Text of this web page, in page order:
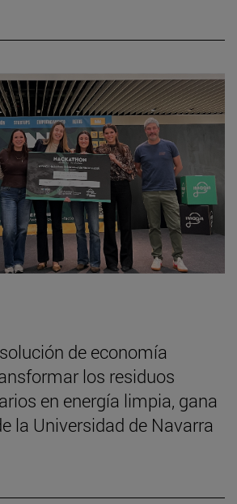
de economía
los residuos
en energía limpia, gana
la Universidad de Navarra